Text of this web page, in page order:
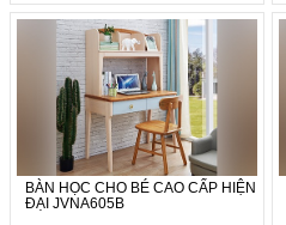
BÀN HỌC CHO BÉ CAO CẤP HIỆN
ĐẠI JVNA605B